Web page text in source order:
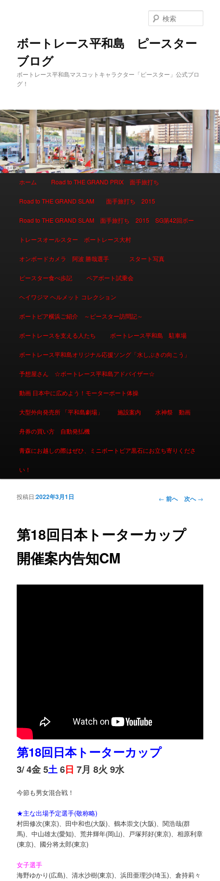
ボートレース平和島 ピースター
ブログ
ボートレース平和島マスコットキャラクター「ピースター」公式ブロ
グ！
索
メインコンテンツへ移動
サブコンテンツへ移動
ホーム Road to THE GRAND PRIX 面手旅打ち
Road to THE GRAND SLAM 面手旅打ち 2015
Road to THE GRAND SLAM 面手旅打ち 2015 SG第42回ボー
トレースオールスター ボートレース大村
オンボードカメラ 阿波 勝哉選手 スタート写真
ピースター食べ歩記 ペアボート試乗会
ヘイワジマ ヘルメット コレクション
ボートピア横浜ご紹介 ～ピースター訪問記～
ボートレースを支える人たち ボートレース平和島 駐車場
ボートレース平和島オリジナル応援ソング「水しぶきの向こう」
予想屋さん ☆ボートレース平和島アドバイザー☆
動画 日本中に広めよう！モーターボート体操
大型外向発売所 「平和島劇場」 施設案内 水神祭 動画
舟券の買い方 自動発払機
青森にお越しの際はぜひ、ミニボートピア黒石にお立ち寄りくださ
い！
投稿ナビゲーシ
← 前へ 次へ→
第18回日本トーターカップ
開催案内告知CM
投稿日:2022年3月1日
第18回日本トーターカップ
3/ 4金 5土6日 7月 8火 9水
今節も男女混合戦！
★主な出場予定選手(敬称略)
村田修次(東京)、田中和也(大阪)、鶴本崇文(大阪)、関浩哉(群
馬)、中山雄太(愛知)、荒井輝年(岡山)、戸塚邦好(東京)、相原利章
(東京)、國分将太郎(東京)
女子選手
海野ゆかり(広島)、清水沙樹(東京)、浜田亜理沙(埼玉)、倉持莉々